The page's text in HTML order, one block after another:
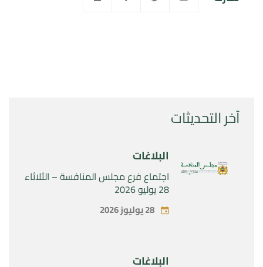
آخر التحديثات
البلاغات
اجتماع فرع مجلس المنافسة – الثلاثاء
28 يوليو 2026
28 يوليوز 2026
البلاغات